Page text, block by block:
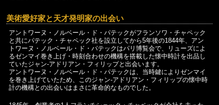
美術愛好家と天才発明家の出会い
アントワーヌ・ノルベール・ド・パテックがフランソワ・チャペック
と共にパテック・チャペック社を設立してから5年後の1844年、アン
トワーヌ・ノルベール・ド・パテックはパリ博覧会で、リューズによ
るゼンマイ巻き上げ・時刻合わせの機構を搭載した懐中時計を出品し
ていたジャン-アドリアン・フィリップと出会います。
アントワーヌ・ノルベール・ド・パテックは、当時鍵によりゼンマイ
を巻き上げていたため、このジャン-アドリアン・フィリップの懐中時
計の機構との出会いはまさに革命的なものでした。